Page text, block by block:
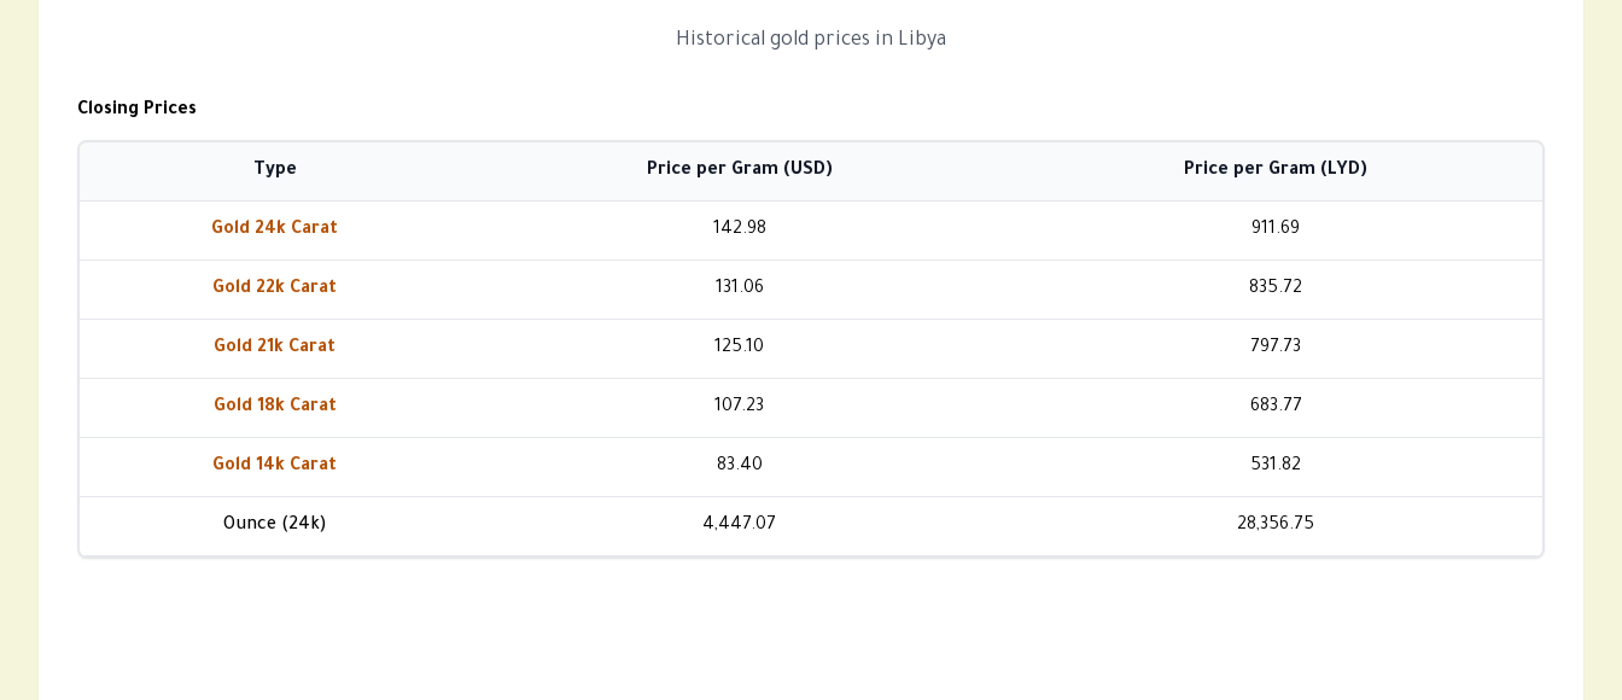
Historical gold prices in Libya
Closing Prices
Type Price per Gram (USD) Price per Gram (LYD)
Gold 24k Carat 142.98 911.69
Gold 22k Carat 131.06 835.72
Gold 21k Carat 125.10 797.73
Gold 18k Carat 107.23 683.77
Gold 14k Carat 83.40 531.82
Ounce (24k) 4,447.07 28,356.75